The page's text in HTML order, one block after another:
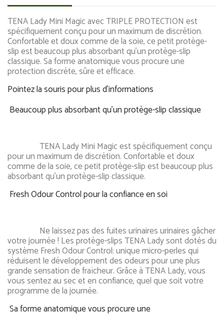
TENA Lady Mini Magic avec TRIPLE PROTECTION est
spécifiquement conçu pour un maximum de discrétion.
Confortable et doux comme de la soie, ce petit protège-
slip est beaucoup plus absorbant qu'un protège-slip
classique. Sa forme anatomique vous procure une
protection discrète, sûre et efficace.
Pointez la souris pour plus d'informations
Beaucoup plus absorbant qu'un protège-slip classique
TENA Lady Mini Magic est spécifiquement conçu
pour un maximum de discrétion. Confortable et doux
comme de la soie, ce petit protège-slip est beaucoup plus
absorbant qu'un protège-slip classique.
Fresh Odour Control pour la confiance en soi
Ne laissez pas des fuites urinaires urinaires gâcher
votre journée ! Les protège-slips TENA Lady sont dotés du
système Fresh Odour Control: unique micro-perles qui
réduisent le développement des odeurs pour une plus
grande sensation de fraïcheur. Grâce à TENA Lady, vous
vous sentez au sec et en confiance, quel que soit votre
programme de la journée.
Sa forme anatomique vous procure une